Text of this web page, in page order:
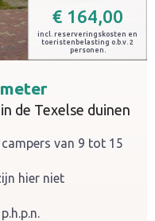
€ 164,00
incl. reserveringskosten en
toeristenbelasting o.b.v. 2
personen.
de Texelse duinen
van 9 tot 15
hier niet